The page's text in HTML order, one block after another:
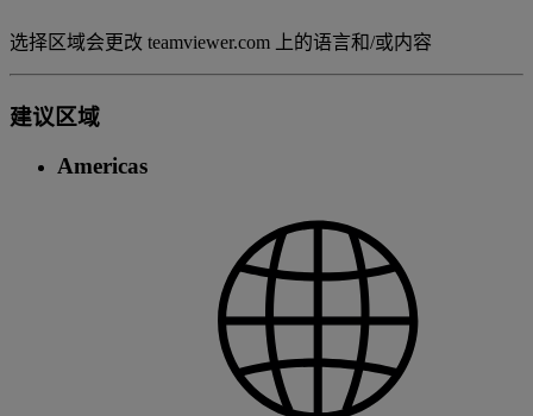
选择区域会更改 teamviewer.com 上的语言和/或内容
建议区域
Americas